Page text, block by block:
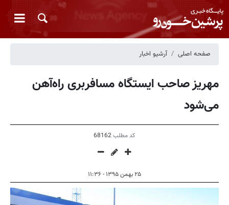
صفحه اصلی آرشیو اخبار
مهریز صاحب ایستگاه مسافربری راه‌آهن
می‌شود
کد مطلب68162
۲۵ بهمن ۱۳۹۵ - ۱۱:۳۶